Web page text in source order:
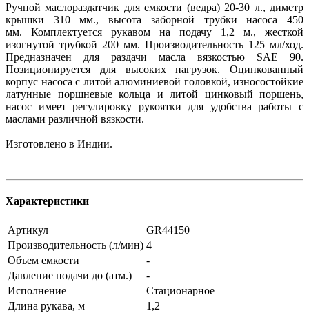
Ручной маслораздатчик для емкости (ведра) 20-30 л., диметр
крышки 310 мм., высота заборной трубки насоса 450
мм. Комплектуется рукавом на подачу 1,2 м., жесткой
изогнутой трубкой 200 мм. Производительность 125 мл/ход.
Предназначен для раздачи масла вязкостью SAE 90.
Позиционируется для высоких нагрузок. Оцинкованный
корпус насоса с литой алюминиевой головкой, износостойкие
латунные поршневые кольца и литой цинковый поршень,
насос имеет регулировку рукоятки для удобства работы с
маслами различной вязкости.
Изготовлено в Индии.
Характеристики
Артикул
GR44150
Производительность (л/мин) 4
Объем емкости
-
Давление подачи до (атм.)
-
Исполнение
Стационарное
Длина рукава, м
1,2